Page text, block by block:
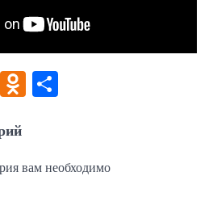
Telegram
Odnoklassniki
вам необходимо